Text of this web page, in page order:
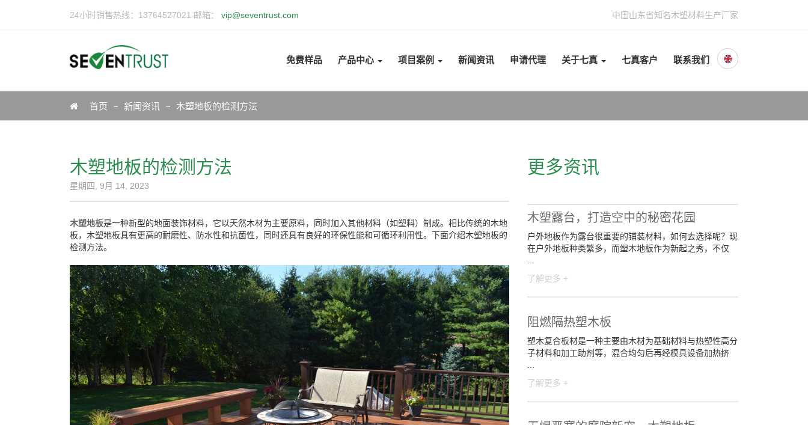
24小时销售热线：13764527021 邮箱： vip@seventrust.com 中国山东省知名木塑材料生产厂家
免费样品 产品中心 项目案例 新闻资讯 申请代理 关于七真 七真客户 联系我们
Icon首页 新闻资讯 木塑地板的检测方法
木塑地板的检测方法
星期四, 9月 14, 2023
木塑地板是一种新型的地面装饰材料，它以天然木材为主要原料，同时加入其他材料（如塑料）制成。相比传统的木地
板，木塑地板具有更高的耐磨性、防水性和抗菌性，同时还具有良好的环保性能和可循环利用性。下面介绍木塑地板的
检测方法。
更多资讯
木塑露台，打造空中的秘密花园
户外地板作为露台很重要的铺装材料，如何去选择呢？现
在户外地板种类繁多，而塑木地板作为新起之秀，不仅
了解更多 +
阻燃隔热塑木板
塑木复合板材是一种主要由木材为基础材料与热塑性高分
子材料和加工助剂等，混合均匀后再经模具设备加热挤
了解更多 +